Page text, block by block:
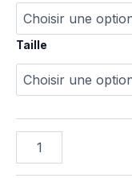
Taille